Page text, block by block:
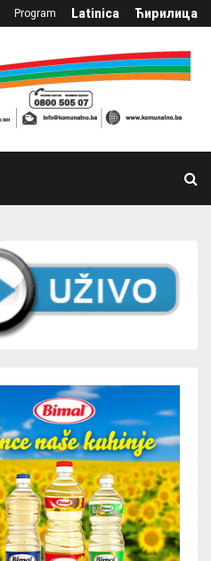
Program Latinica Ћирилица